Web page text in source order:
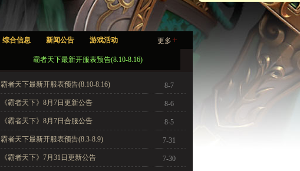
综合信息 新闻公告 游戏活动 更多 +
霸者天下最新开服表预告(8.10-8.16)
霸者天下最新开服表预告(8.10-8.16) 8-7
《霸者天下》8月7日更新公告 8-6
《霸者天下》8月7日合服公告 8-5
霸者天下最新开服表预告(8.3-8.9) 7-31
《霸者天下》7月31日更新公告 7-30